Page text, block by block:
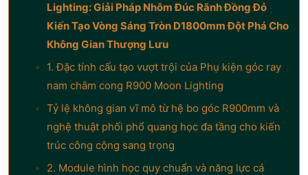
Lighting: Giải Pháp Nhôm Đúc Rãnh Đồng Đỏ
Kiến Tạo Vòng Sáng Tròn D1800mm Đột Phá Cho
Không Gian Thượng Lưu
1. Đặc tính cấu tạo vượt trội của Phụ kiện góc ray
nam châm cong R900 Moon Lighting
Tỷ lệ không gian vĩ mô từ hệ bo góc R900mm và
nghệ thuật phối phổ quang học đa tầng cho kiến
trúc công cộng sang trọng
2. Module hình học quy chuẩn và năng lực cá